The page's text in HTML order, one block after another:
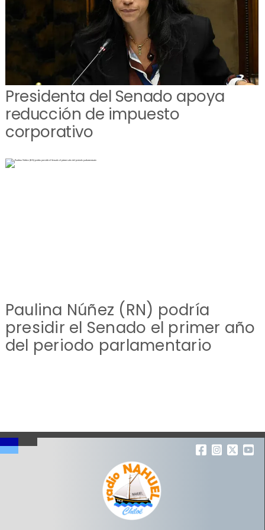
Presidenta del Senado apoya
reducción de impuesto
corporativo
Paulina Núñez (RN) podría
presidir el Senado el primer año
del periodo parlamentario